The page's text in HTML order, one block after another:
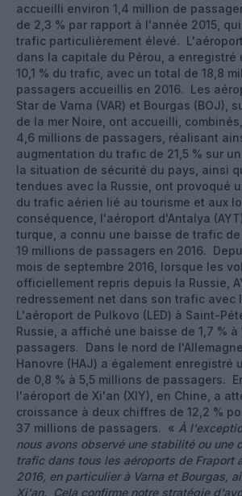
accueilli environ 1,4 million de
de 2,3 % par rapport à l'année 2015,
trafic particulièrement élevé. L'aéroport
dans la capitale du Pérou, a enregistré
10,1 % du trafic, avec un total de 18,8
passagers accueillis en 2016. Les
Star de Varna (VAR) et Bourgas (BOJ),
de la mer Noire, ont accueilli,
4,6 millions de passagers, réalisant
augmentation du trafic de 21,5 % sur
la situation de sécurité du pays, ainsi
tendues avec la Russie, ont provoqué
du trafic aérien lié au tourisme et aux
conséquence, l'aéroport d'Antalya
turque, a connu une baisse de trafic
19 millions de passagers en 2016.
mois de septembre 2016, lorsque les
officiellement repris depuis la Russie,
redressement net dans son trafic avec
L'aéroport de Pulkovo (LED) à Saint-
Russie, a affiché une baisse de 1,7 % à
passagers. Dans le nord de
Hanovre (HAJ) a également enregistré
de 0,8 % à 5,5 millions de passagers.
l'aéroport de Xi'an (XIY), en Chine, a
croissance à deux chiffres de 12,2 %
37 millions de passagers. « À
nous avons observé une stabilité ou une
trafic dans tous les aéroports de Fraport
2016, en particulier à Varna et Bourgas,
Xi'an. Cela confirme notre stratégie